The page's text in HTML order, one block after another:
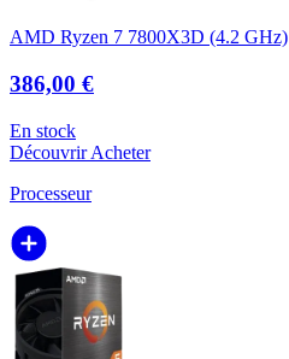
AMD Ryzen 7 7800X3D (4.2 GHz)
386,00 €
En stock
DécouvrirAcheter
Processeur